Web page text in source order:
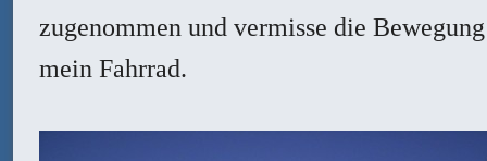
zugenommen und vermisse die
mein Fahrrad.